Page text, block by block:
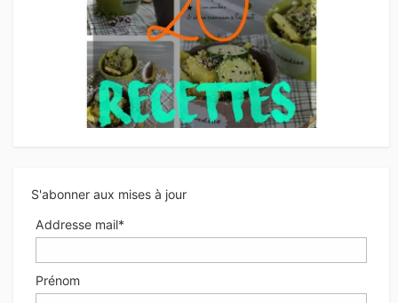
S'abonner aux mises à jour
Addresse mail*
Prénom